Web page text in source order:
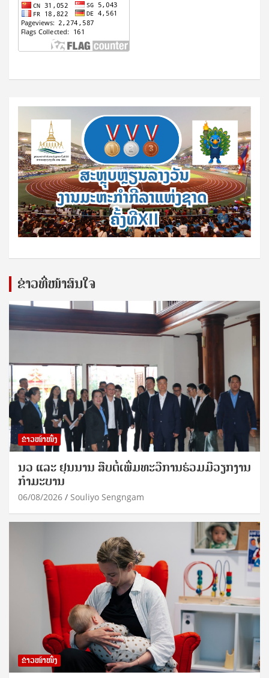
ຂ່າວທີ່ໜ້າສົນໃຈ
ຂ່າວໜ້າໜຶ່ງ
ນວ ແລະ ຢຸນນານ ສືບຕໍ່ເພີ່ມທະວີການຮ່ວມມືວຽກງານ
ກຳມະບານ
06/08/2026 Souliyo Sengngam
ຂ່າວໜ້າໜຶ່ງ